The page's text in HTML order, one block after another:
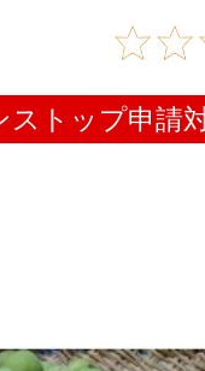
ストップ申請